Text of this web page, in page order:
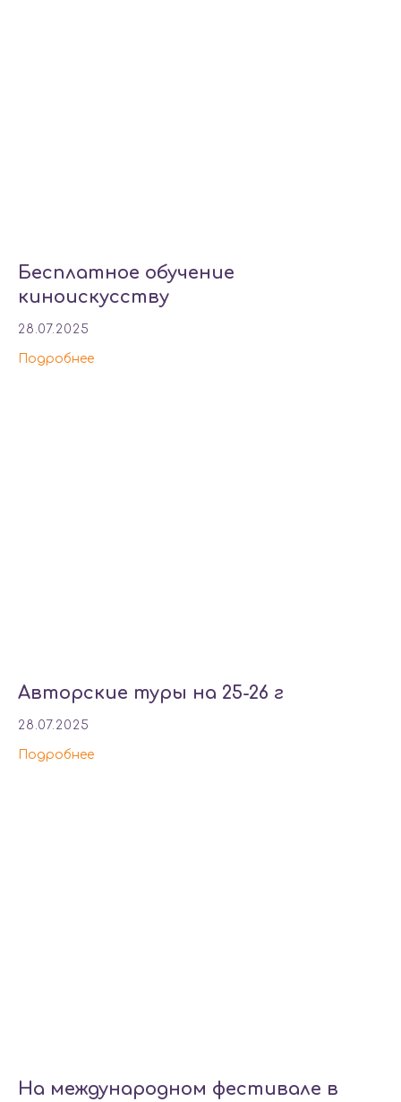
Бесплатное обучение
киноискусству
28.07.2025
Подробнее
Авторские туры на 25-26 г
28.07.2025
Подробнее
На международном фестивале в